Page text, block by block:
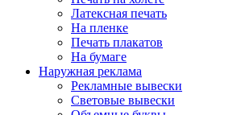
Латексная печать
На пленке
Печать плакатов
На бумаге
Наружная реклама
Рекламные вывески
Световые вывески